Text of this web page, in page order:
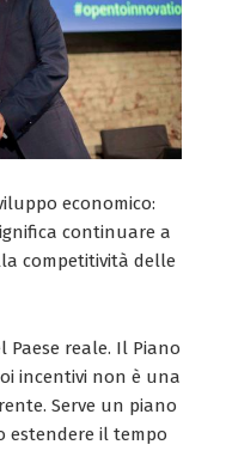
economico:
continuare a
competitività delle
reale. Il Piano
incentivi non è una
Serve un piano
estendere il tempo